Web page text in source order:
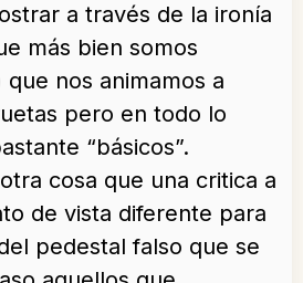
a través de la ironía
más bien somos
nos animamos a
pero en todo lo
“básicos”.
cosa que una critica a
de vista diferente para
pedestal falso que se